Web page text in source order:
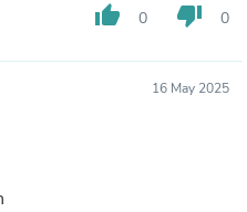
thumb_up 0 thumb_down 0
16 May 2025